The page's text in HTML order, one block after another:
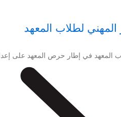
المهني لطلاب المعهد
المعهد في إطار حرص المعهد على